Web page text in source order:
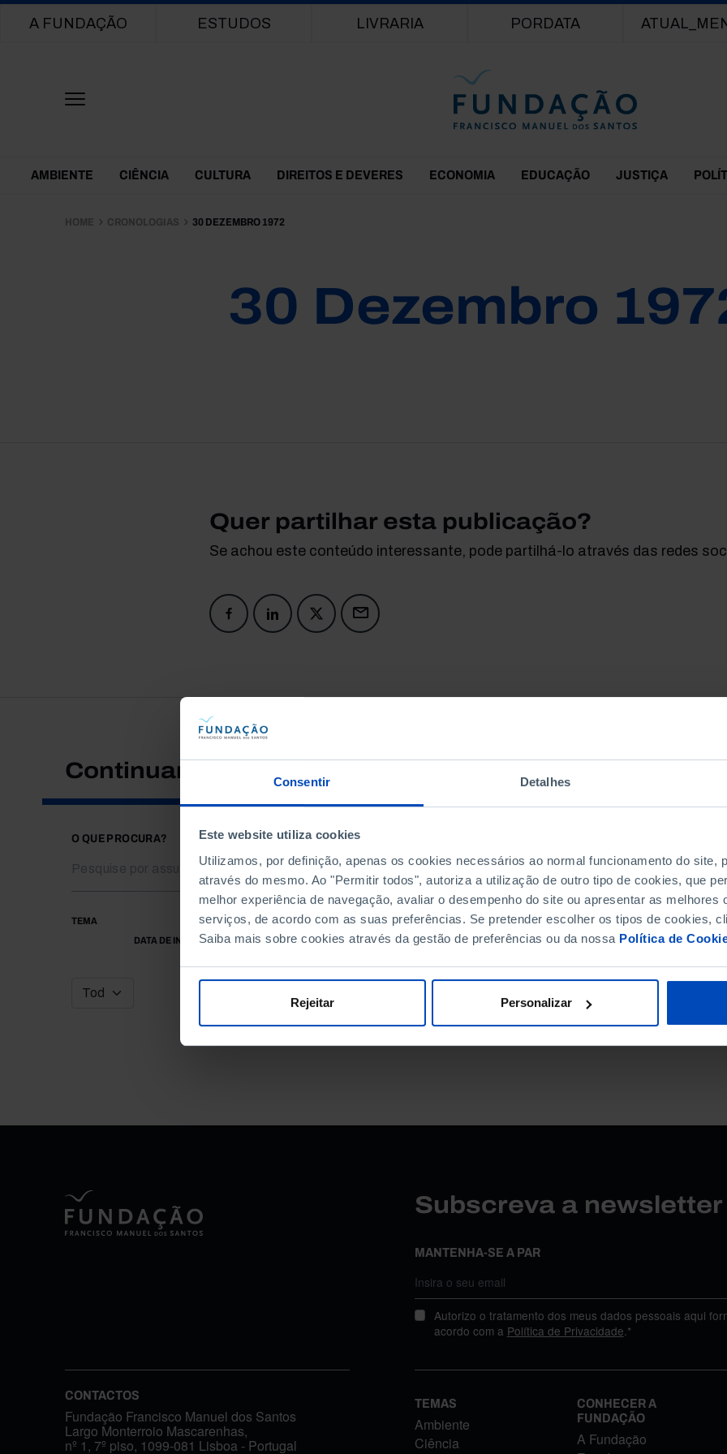
Consentir Detalhes
Este website utiliza cookies
Utilizamos, por definição, apenas os cookies necessários ao normal funcionamento do site,
através do mesmo. Ao "Permitir todos", autoriza a utilização de outro tipo de cookies, que
melhor experiência de navegação, avaliar o desempenho do site ou apresentar as melhores
serviços, de acordo com as suas preferências. Se pretender escolher os tipos de cookies,
Saiba mais sobre cookies através da gestão de preferências ou da nossa Política de
Rejeitar Personalizar
Main navigation
A FUNDAÇÃO ESTUDOS LIVRARIA PORDATA
Themes Menu
AMBIENTE CIÊNCIA CULTURA DIREITOS E DEVERES ECONOMIA EDUCAÇÃO JUSTIÇA
HOME CRONOLOGIAS 30 DEZEMBRO 1972
30 Dezembro
Quer partilhar esta publicação?
Se achou este conteúdo interessante, pode partilhá-lo através das redes
Continuar a pesquisar
O QUE PROCURA?
TEMA
DATA DE INÍCIO
DATA DE FIM
Subscreva a
MANTENHA-SE A PAR
Autorizo o tratamento dos meus dados pessoais aqui
acordo com a Política de Privacidade.*
CONTACTOS
Fundação Francisco Manuel dos Santos
Largo Monterroio Mascarenhas,
nº 1, 7º piso, 1099-081 Lisboa - Portugal
TEMAS
Ambiente
Ciência
CONHECER A
FUNDAÇÃO
A Fundação